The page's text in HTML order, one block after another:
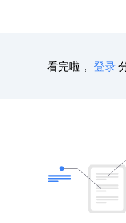
看完啦， 登录